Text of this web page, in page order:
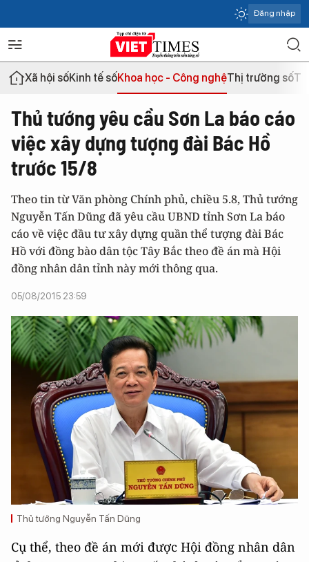
Đăng nhập
Xã hội sốKinh tế sốKhoa học - Công nghệThị trường số
Thủ tướng yêu cầu Sơn La báo cáo
việc xây dựng tượng đài Bác Hồ
trước 15/8
Theo tin từ Văn phòng Chính phủ, chiều 5.8, Thủ tướng
Nguyễn Tấn Dũng đã yêu cầu UBND tỉnh Sơn La báo
cáo về việc đầu tư xây dựng quần thể tượng đài Bác
Hồ với đồng bào dân tộc Tây Bắc theo đề án mà Hội
đồng nhân dân tỉnh này mới thông qua.
05/08/2015 23:59
Thủ tướng Nguyễn Tấn Dũng
Cụ thể, theo đề án mới được Hội đồng nhân dân